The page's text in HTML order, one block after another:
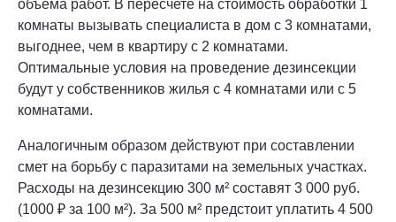
объема работ. В пересчете на стоимость обработки 1
комнаты вызывать специалиста в дом с 3 комнатами,
выгоднее, чем в квартиру с 2 комнатами.
Оптимальные условия на проведение дезинсекции
будут у собственников жилья с 4 комнатами или с 5
комнатами.
Аналогичным образом действуют при составлении
смет на борьбу с паразитами на земельных участках.
Расходы на дезинсекцию 300 м² составят 3 000 руб.
(1000 ₽ за 100 м²). За 500 м² предстоит уплатить 4 500